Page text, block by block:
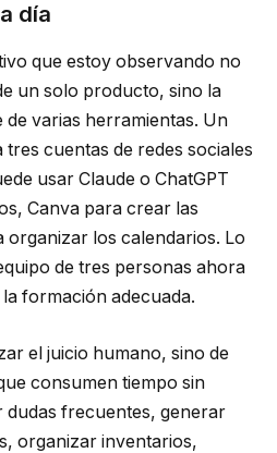
día
que estoy observando no
un solo producto, sino la
varias herramientas. Un
cuentas de redes sociales
usar Claude o ChatGPT
Canva para crear las
organizar los calendarios. Lo
de tres personas ahora
formación adecuada.
el juicio humano, sino de
consumen tiempo sin
frecuentes, generar
organizar inventarios,